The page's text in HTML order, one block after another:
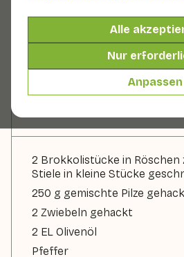
Alle
Nur
Anpassen
330 g Gemüse p. P.
2 Brokkolistücke in Röschen
Stiele in kleine Stücke
250 g gemischte Pilze
2 Zwiebeln gehackt
2 EL Olivenöl
Pfeffer